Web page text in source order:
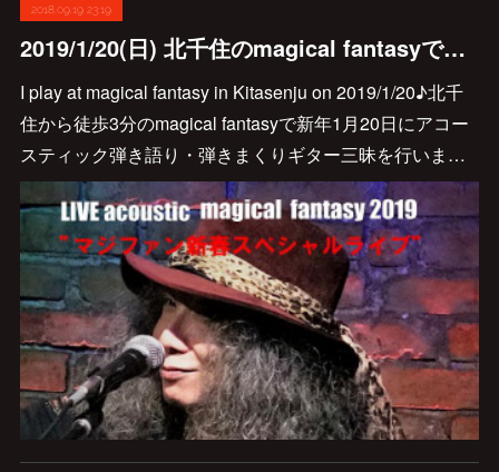
2018.09.19 23:19
2019/1/20(日) 北千住のmagical fantasyでアコースティック弾き語り・弾きまくりギター三昧が開催されます♪ (SOLD OUT!!)
I play at magical fantasy in Kitasenju on 2019/1/20♪北千
住から徒歩3分のmagical fantasyで新年1月20日にアコー
スティック弾き語り・弾きまくりギター三昧を行いま…